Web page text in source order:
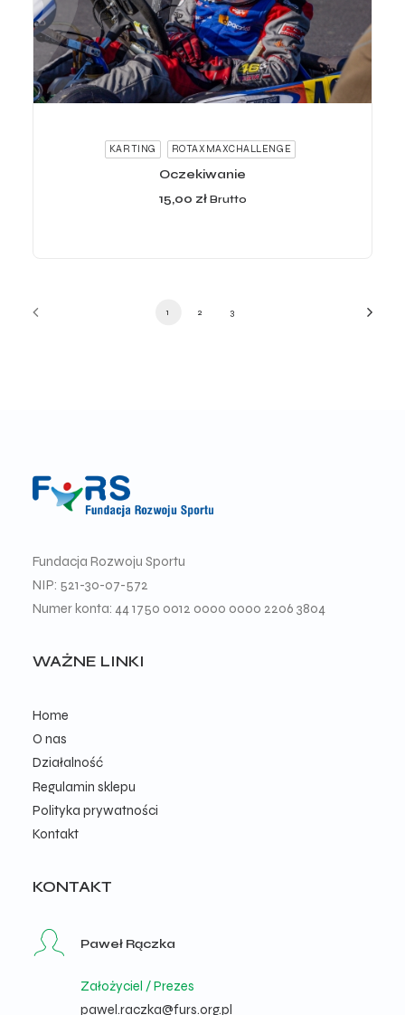
KARTING ROTAXMAXCHALLENGE
Oczekiwanie
15,00 zł Brutto
1 2 3
Fundacja Rozwoju Sportu
NIP: 521-30-07-572
Numer konta: 44 1750 0012 0000 0000 2206 3804
WAŻNE LINKI
Home
O nas
Działalność
Regulamin sklepu
Polityka prywatności
Kontakt
KONTAKT
Paweł Rączka
Założyciel / Prezes
pawel.raczka@furs.org.pl